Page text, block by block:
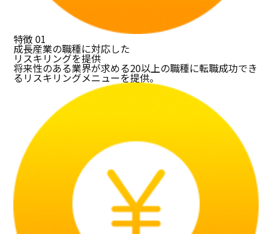
特徴01
成長産業の職種に対応した
リスキリングを提供
将来性のある業界が求める20以上の職種に転職成功でき
るリスキリングメニューを提供。